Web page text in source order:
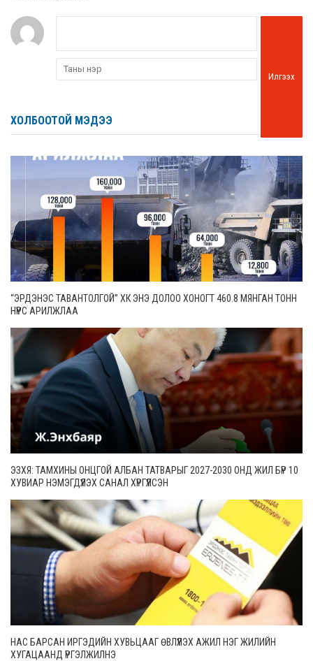
Илгээх
ХОЛБООТОЙ МЭДЭЭ
“ЭРДЭНЭС ТАВАНТОЛГОЙ” ХК ЭНЭ ДОЛОО ХОНОГТ 460.8 МЯНГАН ТОНН
НҮҮРС АРИЛЖЛАА
ЭЗХЯ: ТАМХИНЫ ОНЦГОЙ АЛБАН ТАТВАРЫГ 2027-2030 ОНД ЖИЛ БҮР 10
ХУВИАР НЭМЭГДҮҮЛЭХ САНАЛ ХҮРГҮҮЛСЭН
НАС БАРСАН ИРГЭДИЙН ХУВЬЦААГ ӨВЛҮҮЛЭХ АЖИЛ НЭГ ЖИЛИЙН
ХУГАЦААНД ҮРГЭЛЖИЛНЭ